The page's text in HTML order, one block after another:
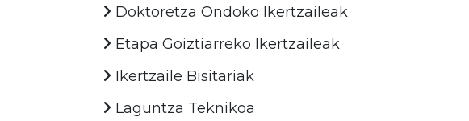
Doktoretza Ondoko Ikertzaileak
Etapa Goiztiarreko Ikertzaileak
Ikertzaile Bisitariak
Laguntza Teknikoa